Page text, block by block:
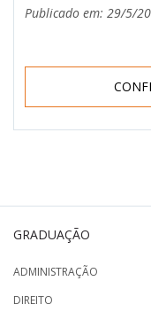
Publicado em: 29/5/
GRADUAÇÃO
ADMINISTRAÇÃO
DIREITO